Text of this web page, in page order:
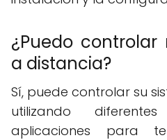
¿Puedo controlar
a distancia?
Sí, puede controlar su
utilizando
aplicaciones para